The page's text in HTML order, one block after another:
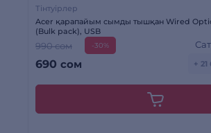
Тінтуірлер
Acer қарапайым сымды тышқан Wired
(Bulk pack), USB
990 сом -30%
690 сом +